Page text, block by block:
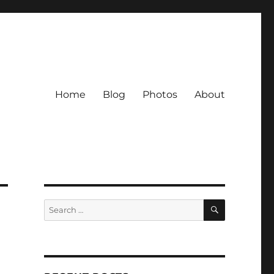
Home Blog Photos About
Search
for:
SEARCH